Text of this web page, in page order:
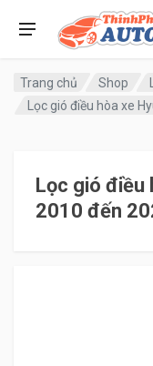
Trang chủ Shop
Lọc gió điều
2010 đến